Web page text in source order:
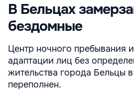
В Бельцах
бездомные
Центр ночного пребывания
адаптации лиц без
жительства города Бельцы
переполнен.